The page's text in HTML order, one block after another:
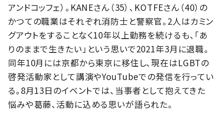
アンドコッフェ）。KANEさん（35）、KOTFEさん（40）の
かつての職業はそれぞれ消防士と警察官。2人はカミン
グアウトをすることなく10年以上勤務を続けるも、「あ
りのままで生きたい」という思いで2021年3月に退職。
同年10月には京都から東京に移住し、現在はLGBTの
啓発活動家として講演やYouTubeでの発信を行ってい
る。8月13日のイベントでは、当事者として抱えてきた
悩みや葛藤、活動に込める思いが語られた。